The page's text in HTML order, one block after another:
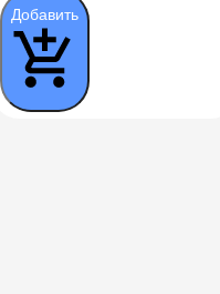
Добавить